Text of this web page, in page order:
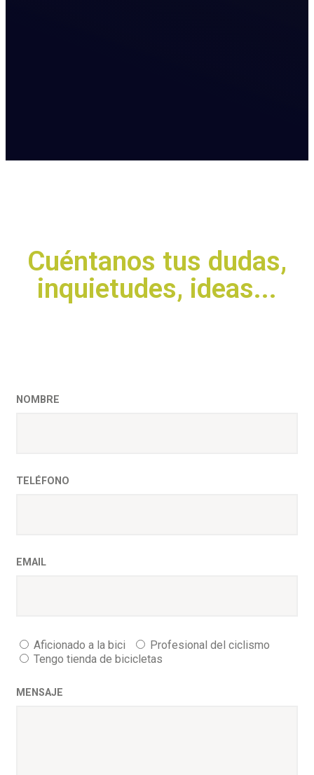
Cuéntanos tus dudas,
inquietudes, ideas...
NOMBRE
TELÉFONO
EMAIL
Aficionado a la bici
Profesional del ciclismo
Tengo tienda de bicicletas
MENSAJE